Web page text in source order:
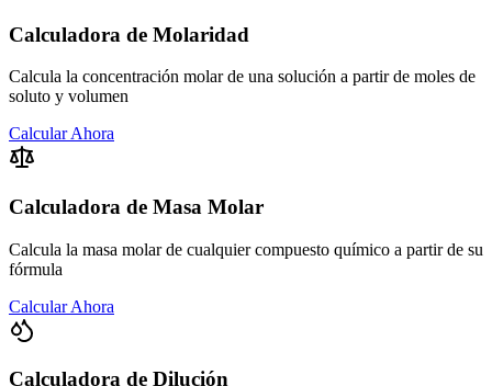
Calculadora de Molaridad
Calcula la concentración molar de una solución a partir de moles de
soluto y volumen
Calcular Ahora
Calculadora de Masa Molar
Calcula la masa molar de cualquier compuesto químico a partir de su
fórmula
Calcular Ahora
Calculadora de Dilución